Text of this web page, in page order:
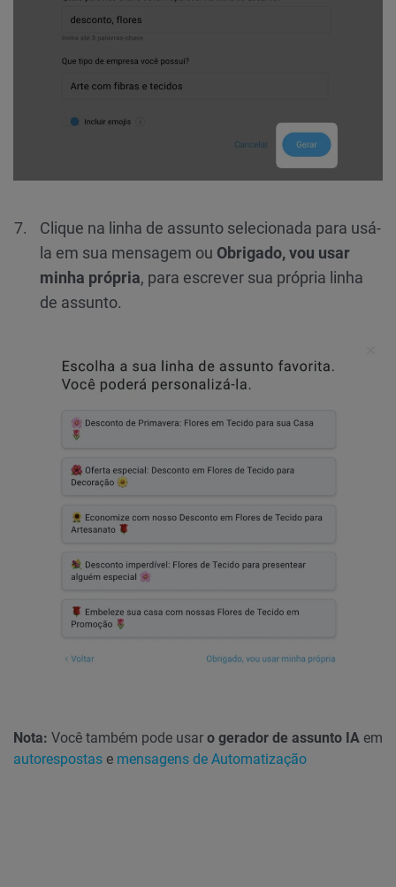
Clique na linha de assunto selecionada para usá-
la em sua mensagem ou Obrigado, vou usar
minha própria, para escrever sua própria linha
de assunto.
Nota: Você também pode usar o gerador de assunto IA em
autorespostas e mensagens de Automatização